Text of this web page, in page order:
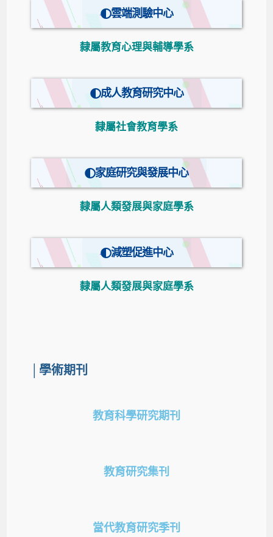
雲端測驗中心
隸屬教育心理與輔導學系
成人教育研究中心
隸屬社會教育學系
家庭研究與發展中心
隸屬人類發展與家庭學系
減塑促進中心
隸屬人類發展與家庭學系
│學術期刊
教育科學研究期刊
教育研究集刊
當代教育研究季刊